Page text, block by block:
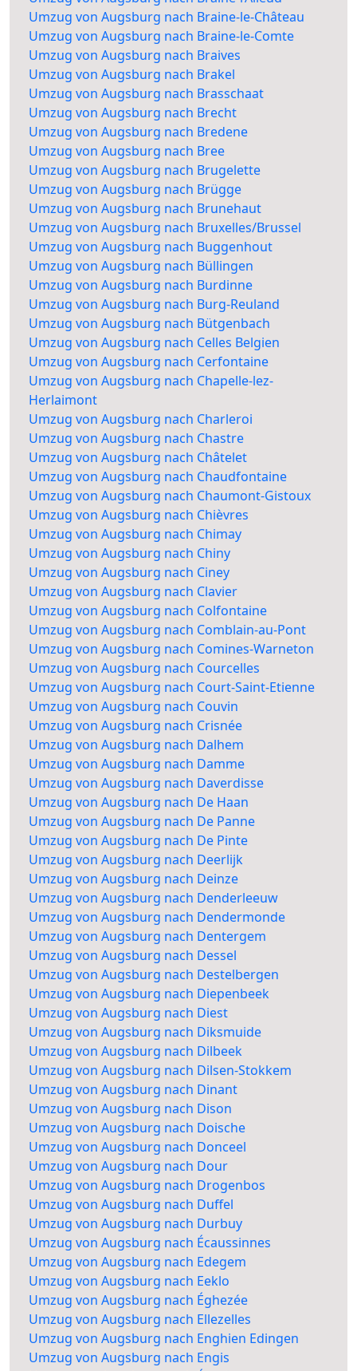
Umzug von Augsburg nach Braine-le-Château
Umzug von Augsburg nach Braine-le-Comte
Umzug von Augsburg nach Braives
Umzug von Augsburg nach Brakel
Umzug von Augsburg nach Brasschaat
Umzug von Augsburg nach Brecht
Umzug von Augsburg nach Bredene
Umzug von Augsburg nach Bree
Umzug von Augsburg nach Brugelette
Umzug von Augsburg nach Brügge
Umzug von Augsburg nach Brunehaut
Umzug von Augsburg nach Bruxelles/Brussel
Umzug von Augsburg nach Buggenhout
Umzug von Augsburg nach Büllingen
Umzug von Augsburg nach Burdinne
Umzug von Augsburg nach Burg-Reuland
Umzug von Augsburg nach Bütgenbach
Umzug von Augsburg nach Celles Belgien
Umzug von Augsburg nach Cerfontaine
Umzug von Augsburg nach Chapelle-lez-
Herlaimont
Umzug von Augsburg nach Charleroi
Umzug von Augsburg nach Chastre
Umzug von Augsburg nach Châtelet
Umzug von Augsburg nach Chaudfontaine
Umzug von Augsburg nach Chaumont-Gistoux
Umzug von Augsburg nach Chièvres
Umzug von Augsburg nach Chimay
Umzug von Augsburg nach Chiny
Umzug von Augsburg nach Ciney
Umzug von Augsburg nach Clavier
Umzug von Augsburg nach Colfontaine
Umzug von Augsburg nach Comblain-au-Pont
Umzug von Augsburg nach Comines-Warneton
Umzug von Augsburg nach Courcelles
Umzug von Augsburg nach Court-Saint-Etienne
Umzug von Augsburg nach Couvin
Umzug von Augsburg nach Crisnée
Umzug von Augsburg nach Dalhem
Umzug von Augsburg nach Damme
Umzug von Augsburg nach Daverdisse
Umzug von Augsburg nach De Haan
Umzug von Augsburg nach De Panne
Umzug von Augsburg nach De Pinte
Umzug von Augsburg nach Deerlijk
Umzug von Augsburg nach Deinze
Umzug von Augsburg nach Denderleeuw
Umzug von Augsburg nach Dendermonde
Umzug von Augsburg nach Dentergem
Umzug von Augsburg nach Dessel
Umzug von Augsburg nach Destelbergen
Umzug von Augsburg nach Diepenbeek
Umzug von Augsburg nach Diest
Umzug von Augsburg nach Diksmuide
Umzug von Augsburg nach Dilbeek
Umzug von Augsburg nach Dilsen-Stokkem
Umzug von Augsburg nach Dinant
Umzug von Augsburg nach Dison
Umzug von Augsburg nach Doische
Umzug von Augsburg nach Donceel
Umzug von Augsburg nach Dour
Umzug von Augsburg nach Drogenbos
Umzug von Augsburg nach Duffel
Umzug von Augsburg nach Durbuy
Umzug von Augsburg nach Écaussinnes
Umzug von Augsburg nach Edegem
Umzug von Augsburg nach Eeklo
Umzug von Augsburg nach Éghezée
Umzug von Augsburg nach Ellezelles
Umzug von Augsburg nach Enghien Edingen
Umzug von Augsburg nach Engis